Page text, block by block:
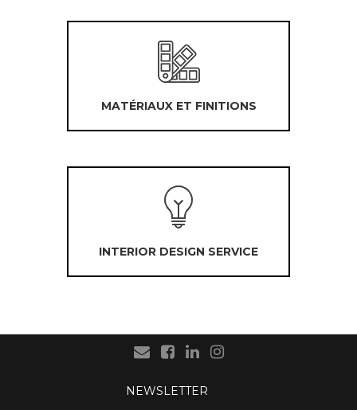
MATÉRIAUX ET FINITIONS
INTERIOR DESIGN SERVICE
NEWSLETTER